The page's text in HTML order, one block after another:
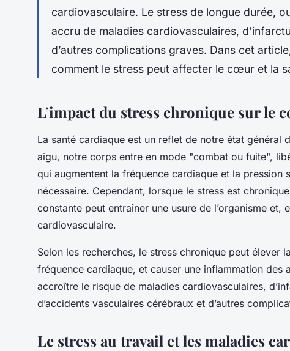
cardiovasculaire. Le stress de longue durée,
accru de maladies cardiovasculaires,
d’autres complications graves. Dans cet
comment le stress peut affecter le cœur et la
L’impact du stress chronique sur le
La santé cardiaque est un reflet de notre état général
aigu, notre corps entre en mode "combat ou fuite",
qui augmentent la fréquence cardiaque et la pression
nécessaire. Cependant, lorsque le stress est
constante peut entraîner une usure de l’organisme et,
cardiovasculaire.
Selon les recherches, le stress chronique peut élever
fréquence cardiaque, et causer une inflammation des
accroître le risque de maladies cardiovasculaires,
d’accidents vasculaires cérébraux et d’autres
Le stress au travail et les maladies